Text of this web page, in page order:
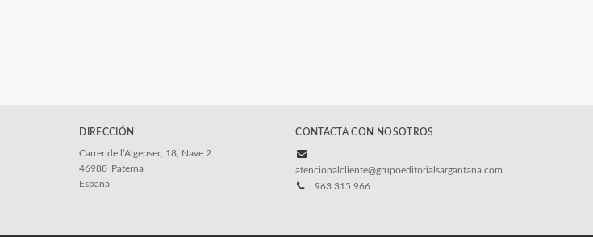
DIRECCIÓN
Carrer de l’Algepser, 18, Nave 2
46988 Paterna
España
CONTACTA CON NOSOTROS
atencionalcliente@grupoeditorialsargantana.com
963 315 966